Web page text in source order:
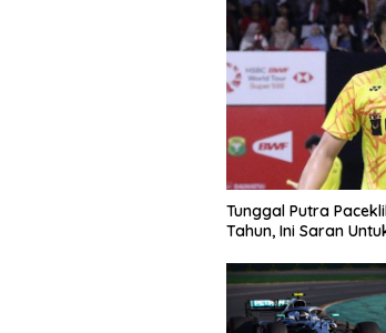
Tunggal Putra
Tahun, Ini Saran